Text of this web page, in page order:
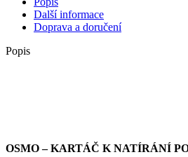
Další informace
Doprava a doručení
Popis
OSMO – KARTÁČ K NATÍRÁNÍ